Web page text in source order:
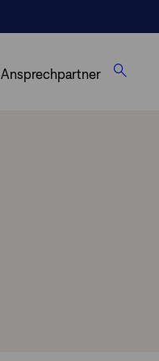
Ansprechpartner